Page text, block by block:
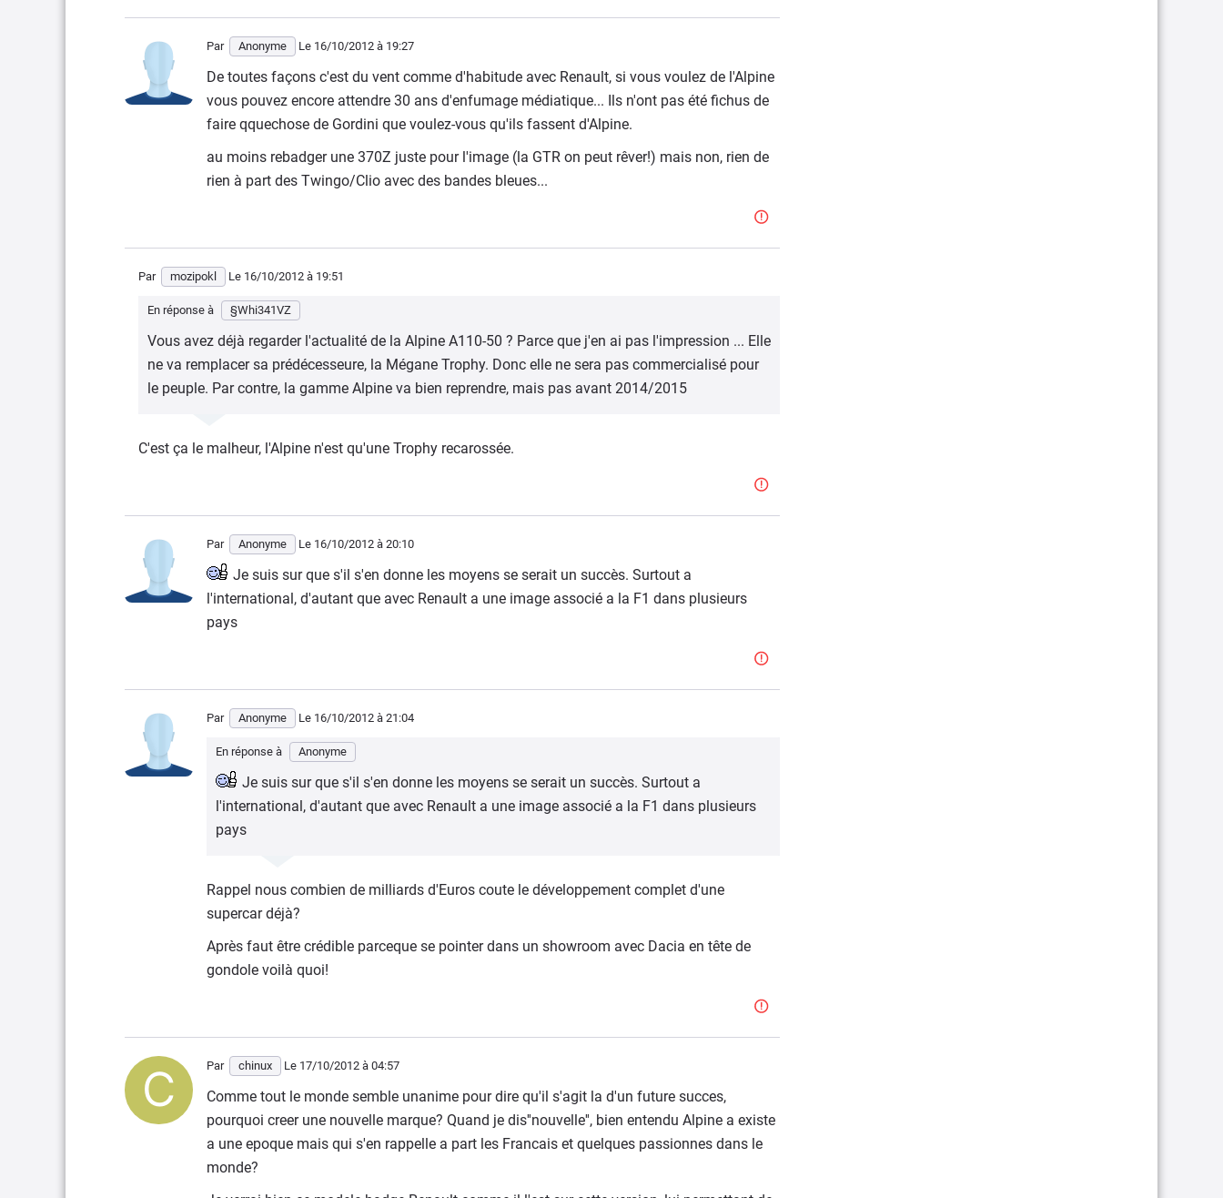
Par Anonyme Le 16/10/2012 à 19:27
De toutes façons c'est du vent comme d'habitude avec Renault, si vous voulez de l'Alpine
vous pouvez encore attendre 30 ans d'enfumage médiatique... Ils n'ont pas été fichus de
faire qquechose de Gordini que voulez-vous qu'ils fassent d'Alpine.
au moins rebadger une 370Z juste pour l'image (la GTR on peut rêver!) mais non, rien de
rien à part des Twingo/Clio avec des bandes bleues...
Par mozipokl Le 16/10/2012 à 19:51
En réponse à §Whi341VZ
Vous avez déjà regarder l'actualité de la Alpine A110-50 ? Parce que j'en ai pas l'impression ... Elle
ne va remplacer sa prédécesseure, la Mégane Trophy. Donc elle ne sera pas commercialisé pour
le peuple. Par contre, la gamme Alpine va bien reprendre, mais pas avant 2014/2015
C'est ça le malheur, l'Alpine n'est qu'une Trophy recarossée.
Par Anonyme Le 16/10/2012 à 20:10
Je suis sur que s'il s'en donne les moyens se serait un succès. Surtout a
l'international, d'autant que avec Renault a une image associé a la F1 dans plusieurs
pays
Par Anonyme Le 16/10/2012 à 21:04
En réponse à Anonyme
Je suis sur que s'il s'en donne les moyens se serait un succès. Surtout a
l'international, d'autant que avec Renault a une image associé a la F1 dans plusieurs
pays
Rappel nous combien de milliards d'Euros coute le développement complet d'une
supercar déjà?
Après faut être crédible parceque se pointer dans un showroom avec Dacia en tête de
gondole voilà quoi!
Par chinux Le 17/10/2012 à 04:57
Comme tout le monde semble unanime pour dire qu'il s'agit la d'un future succes,
pourquoi creer une nouvelle marque? Quand je dis''nouvelle'', bien entendu Alpine a existe
a une epoque mais qui s'en rappelle a part les Francais et quelques passionnes dans le
monde?